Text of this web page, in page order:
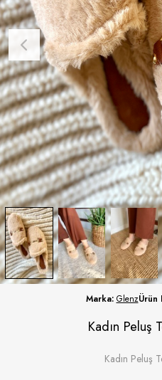
Marka: GlenzÜrün
Kadın Peluş
Kadın Peluş